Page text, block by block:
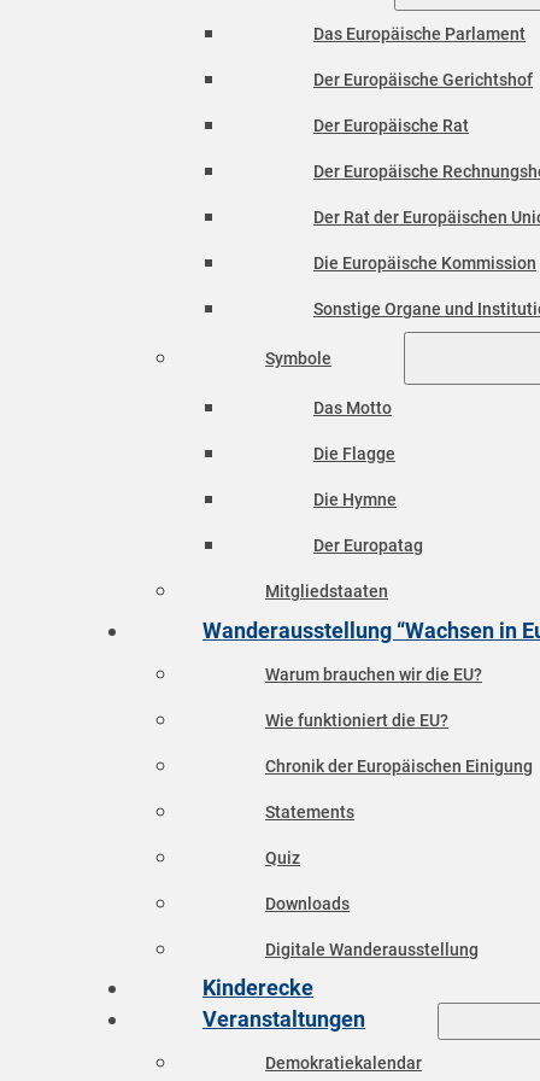
Das Europäische Parlament
Der Europäische Gerichtshof
Der Europäische Rat
Der Europäische
Der Rat der Europäischen
Die Europäische Kommission
Sonstige Organe und
Symbole
Das Motto
Die Flagge
Die Hymne
Der Europatag
Mitgliedstaaten
Wanderausstellung “Wachsen in
Warum brauchen wir die EU?
Wie funktioniert die EU?
Chronik der Europäischen Einigung
Statements
Quiz
Downloads
Digitale Wanderausstellung
Kinderecke
Veranstaltungen
Demokratiekalendar